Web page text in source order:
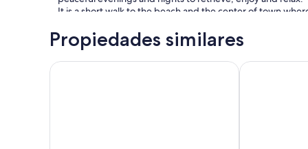
It is a short walk to the beach and the center of town
You’ll love Luciernaga because of the 360° view, private
with children. The small 3rd bedroom has a queen size bed.
Propiedades similares
Private Pool + Jungle Views | 2BR | Walk to Beach
House on